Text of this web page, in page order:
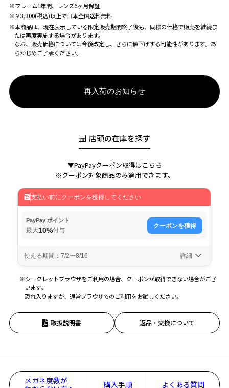
※フレーム1年間、レンズ6ヶ月保証
※￥3,300(税込)以上で日本全国送料無料
※本商品は、現在表示している限定販売期間終了後も、同様の価格で販売を継続ま
たは再度実施する場合があります。
なお、販売価格については今後改定し、さらに値下げする可能性があります。あ
らかじめご了承ください。
再入荷のお知らせ
店頭の在庫を探す
▼PayPayクーポン取得はこちら
※クーポン対象商品のみ適用できます。
※シークレットブラウザをご利用の場合、クーポンが取得できない場合がござ
います。
恐れ入りますが、通常ブラウザでのご利用をお試しください。
取扱説明書 返品・交換について
メガネ度数が
購入手順 よくある質問